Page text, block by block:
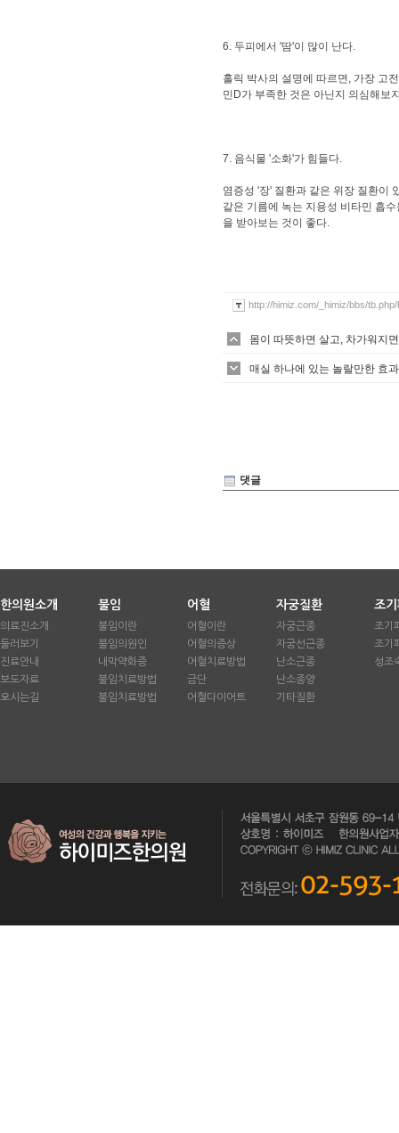
6. 두피에서 '땀'이 많이 난다.
홀릭 박사의 설명에 따르면, 가장 고
민D가 부족한 것은 아닌지 의심해보
7. 음식물 '소화'가 힘들다.
염증성 '장' 질환과 같은 위장 질환이
같은 기름에 녹는 지용성 비타민 흡
을 받아보는 것이 좋다.
http://himiz.com/_himiz/bbs/
몸이 따뜻하면 살고, 차가워지
매실 하나에 있는 놀랄만한 효
댓글
한의원소개
의료진소개
둘러보기
진료안내
보도자료
오시는길
불임
불임이란
불임의원인
내막약화증
불임치료방법
불임치료방법
어혈
어혈이란
어혈의증상
어혈치료방법
금단
어혈다이어트
자궁질환
자궁근종
자궁선근종
난소근종
난소종양
기타질환
조
조기
조기
성조